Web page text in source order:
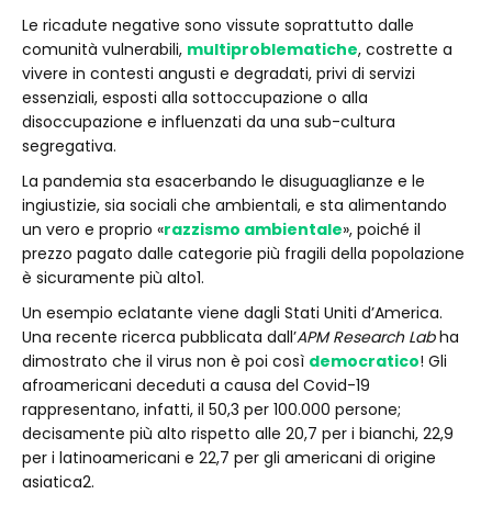
Le ricadute negative sono vissute soprattutto dalle
comunità vulnerabili, multiproblematiche, costrette a
vivere in contesti angusti e degradati, privi di servizi
essenziali, esposti alla sottoccupazione o alla
disoccupazione e influenzati da una sub-cultura
segregativa.
La pandemia sta esacerbando le disuguaglianze e le
ingiustizie, sia sociali che ambientali, e sta alimentando
un vero e proprio «razzismo ambientale», poiché il
prezzo pagato dalle categorie più fragili della popolazione
è sicuramente più alto1.
Un esempio eclatante viene dagli Stati Uniti d’America.
Una recente ricerca pubblicata dall’APM Research Labha
dimostrato che il virus non è poi così democratico! Gli
afroamericani deceduti a causa del Covid-19
rappresentano, infatti, il 50,3 per 100.000 persone;
decisamente più alto rispetto alle 20,7 per i bianchi, 22,9
per i latinoamericani e 22,7 per gli americani di origine
asiatica2.